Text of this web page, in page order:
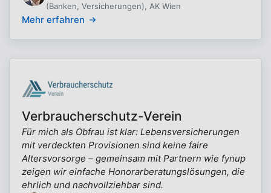
(Banken, Versicherungen), AK Wien
Mehr erfahren
Verbraucherschutz-Verein
Für mich als Obfrau ist klar: Lebensversicherungen
mit verdeckten Provisionen sind keine faire
Altersvorsorge – gemeinsam mit Partnern wie fynup
zeigen wir einfache Honorarberatungslösungen, die
ehrlich und nachvollziehbar sind.